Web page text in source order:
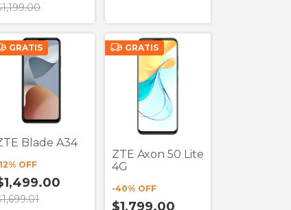
GRATIS
Blade A34
12% OFF
GRATIS
ZTE Axon 50 Lite
4G
-40% OFF
$1,799.00